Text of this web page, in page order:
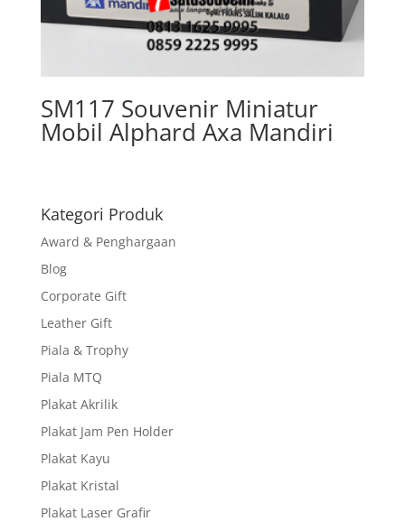
SM117 Souvenir Miniatur
Mobil Alphard Axa Mandiri
Kategori Produk
Award & Penghargaan
Blog
Corporate Gift
Leather Gift
Piala & Trophy
Piala MTQ
Plakat Akrilik
Plakat Jam Pen Holder
Plakat Kayu
Plakat Kristal
Plakat Laser Grafir